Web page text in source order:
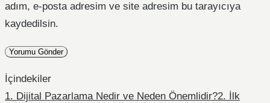
adım, e-posta adresim ve site adresim bu tarayıcıya
kaydedilsin.
İçindekiler
1. Dijital Pazarlama Nedir ve Neden Önemlidir?2. İlk